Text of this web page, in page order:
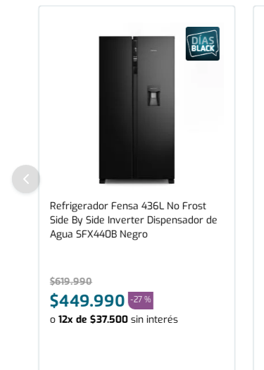
Refrigerador Fensa 436L No Frost
Side By Side Inverter Dispensador de
Agua SFX440B Negro
$619.990
$449.990 -27 %
o 12x de $37.500 sin interés